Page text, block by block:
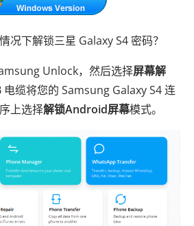
况下解锁三星 Galaxy S4 密码？
Unlock，然后选择屏幕解
电缆将您的 Samsung Galaxy S4 连
上选择解锁Android屏幕模式。